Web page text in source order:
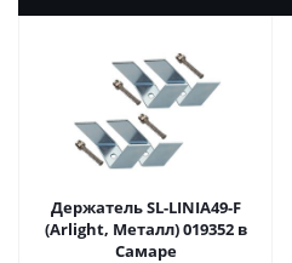
Держатель SL-LINIA49-F
(Arlight, Металл) 019352 в
Самаре